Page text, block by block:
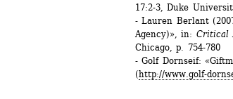
17:2-3, Duke
- Lauren Berlant
Agency)», in: Critical
Chicago, p. 754-780
- Golf Dornseif:
(http://www.golf-